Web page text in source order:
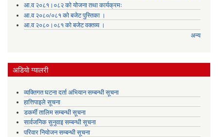
आ.व २०८१।०८२ को योजना तथा कार्यक्रमः
आ.व २०८०/०८१ को बजेट पुस्तिका ।
आ.व २०८०।०८१ को बजेट वक्तव्य ।
अन्य
अडियाे ग्यालरी
व्यक्तिगत घटना दर्ता अभियान सम्बन्धी सूचना
हात्तिपाइले सूचना
डकर्मी तालिम सम्बन्धी सूचना
सार्वजनिक सुनुवाइ सम्बन्धी सूचना
परिवार नियोजन सम्बन्धी सूचना